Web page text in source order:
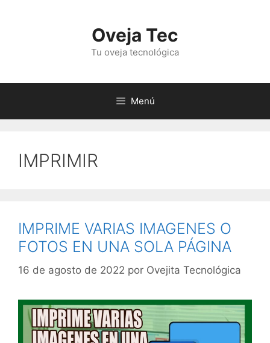
Oveja Tec
Tu oveja tecnológica
Menú
IMPRIMIR
IMPRIME VARIAS IMAGENES O
FOTOS EN UNA SOLA PÁGINA
16 de agosto de 2022 por Ovejita Tecnológica